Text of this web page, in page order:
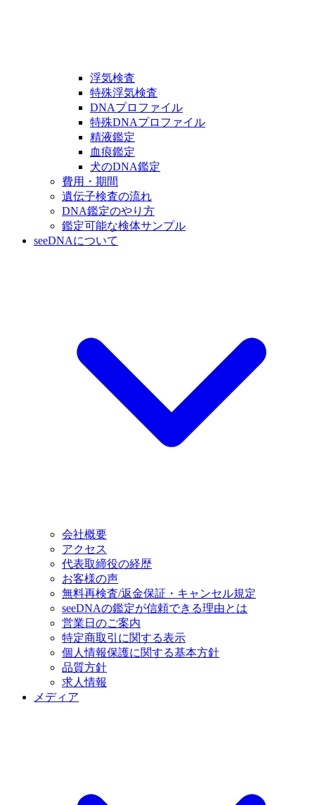
浮気検査
特殊浮気検査
DNAプロファイル
特殊DNAプロファイル
精液鑑定
血痕鑑定
犬のDNA鑑定
費用・期間
遺伝子検査の流れ
DNA鑑定のやり方
鑑定可能な検体サンプル
seeDNAについて
会社概要
アクセス
代表取締役の経歴
お客様の声
無料再検査/返金保証・キャンセル規定
seeDNAの鑑定が信頼できる理由とは
営業日のご案内
特定商取引に関する表示
個人情報保護に関する基本方針
品質方針
求人情報
メディア